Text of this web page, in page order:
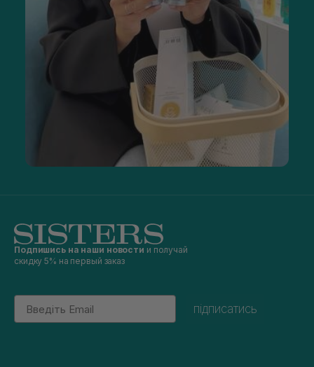
Подпишись на наши новости и получай
скидку 5% на первый заказ
Email
підписатись